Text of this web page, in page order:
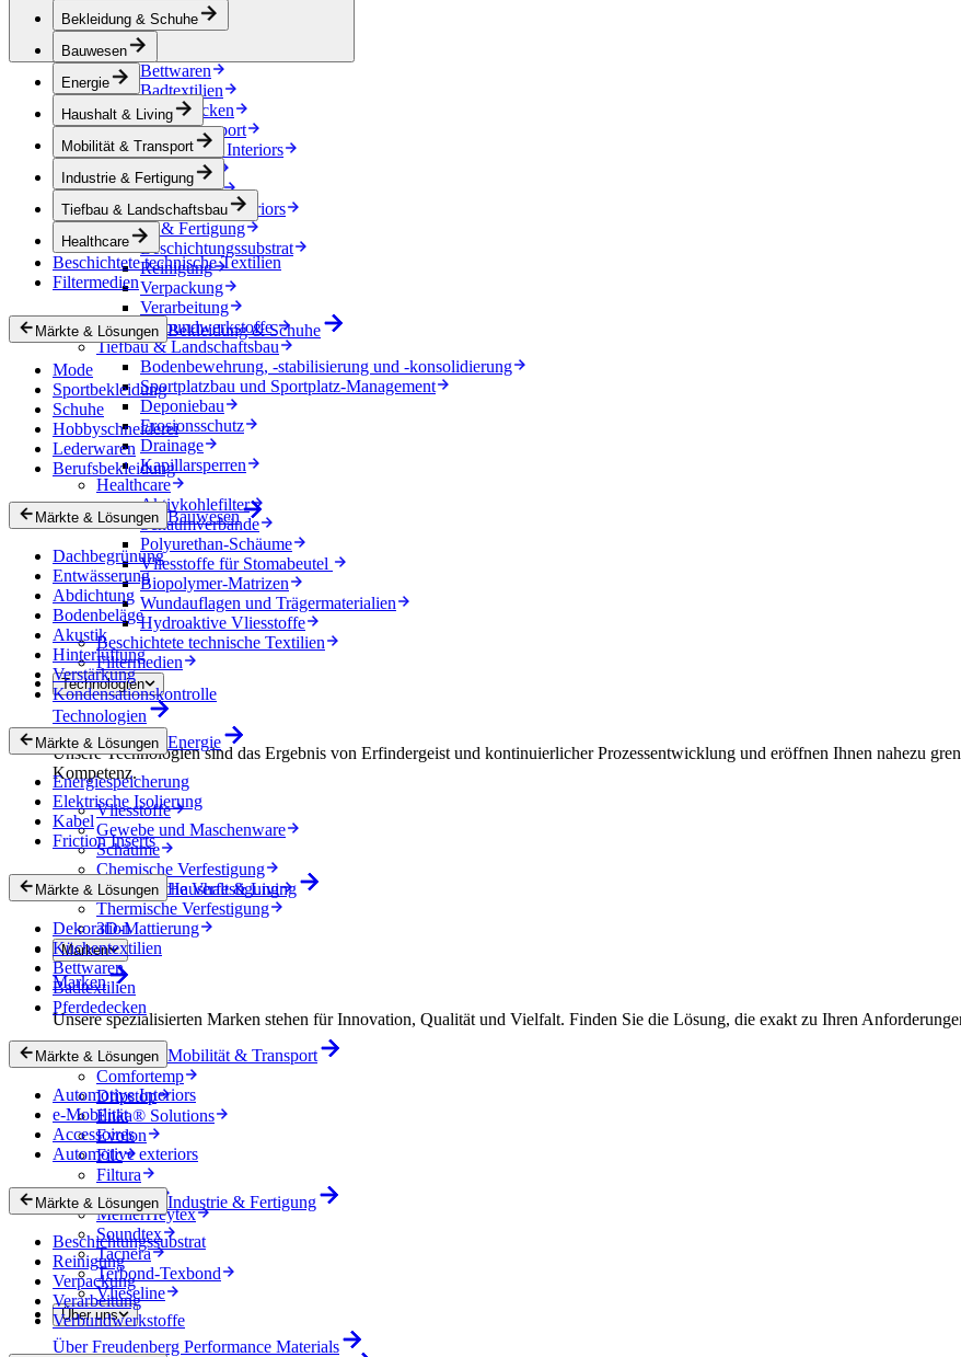
Haushalt & Living
Dekoration
Küchentextilien
Bettwaren
Badtextilien
Pferdedecken
Mobilität & Transport
Automotive Interiors
e-Mobilität
Accessoires
Automotive exteriors
Industrie & Fertigung
Beschichtungssubstrat
Reinigung
Verpackung
Verarbeitung
Verbundwerkstoffe
Tiefbau & Landschaftsbau
Bodenbewehrung, -stabilisierung und -konsolidierung
Sportplatzbau und Sportplatz-Management
Deponiebau
Erosionsschutz
Drainage
Kapillarsperren
Healthcare
Aktivkohlefilter
Schaumverbände
Polyurethan-Schäume
Vliesstoffe für Stomabeutel
Biopolymer-Matrizen
Wundauflagen und Trägermaterialien
Hydroaktive Vliesstoffe
Beschichtete technische Textilien
Filtermedien
Technologien
Technologien
Unsere Technologien sind das Ergebnis von Erfindergeist und kontinuierlicher Prozessentwicklung und eröffnen Ihnen nahezu
Kompetenz.
Vliesstoffe
Gewebe und Maschenware
Schäume
Chemische Verfestigung
Mechanische Verfestigung
Thermische Verfestigung
3D-Mattierung
Marken
Marken
Unsere spezialisierten Marken stehen für Innovation, Qualität und Vielfalt. Finden Sie die Lösung, die exakt zu Ihren
Colback
Comfortemp
Dripstop
Enka® Solutions
Evolon
Filc
Filtura
Lutradur
MehlerHeytex
Soundtex
Tacnera
Terbond-Texbond
Vlieseline
Über uns
Über Freudenberg Performance Materials
Bekleidung & Schuhe
Bauwesen
Energie
Haushalt & Living
Mobilität & Transport
Industrie & Fertigung
Tiefbau & Landschaftsbau
Healthcare
Beschichtete technische Textilien
Filtermedien
Märkte & Lösungen Bekleidung & Schuhe
Mode
Sportbekleidung
Schuhe
Hobbyschneiderei
Lederwaren
Berufsbekleidung
Märkte & Lösungen Bauwesen
Dachbegrünung
Entwässerung
Abdichtung
Bodenbeläge
Akustik
Hinterlüftung
Verstärkung
Kondensationskontrolle
Märkte & Lösungen Energie
Energiespeicherung
Elektrische Isolierung
Kabel
Friction Inserts
Märkte & Lösungen Haushalt & Living
Dekoration
Küchentextilien
Bettwaren
Badtextilien
Pferdedecken
Märkte & Lösungen Mobilität & Transport
Automotive Interiors
e-Mobilität
Accessoires
Automotive exteriors
Märkte & Lösungen Industrie & Fertigung
Beschichtungssubstrat
Reinigung
Verpackung
Verarbeitung
Verbundwerkstoffe